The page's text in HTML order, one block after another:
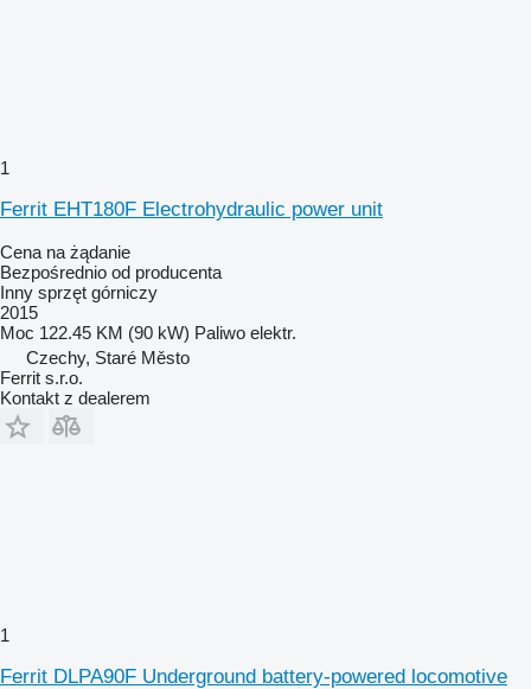
1
Ferrit EHT180F Electrohydraulic power unit
Cena na żądanie
Bezpośrednio od producenta
Inny sprzęt górniczy
2015
Moc 122.45 KM (90 kW) Paliwo elektr.
Czechy, Staré Město
Ferrit s.r.o.
Kontakt z dealerem
1
Ferrit DLPA90F Underground battery-powered locomotive